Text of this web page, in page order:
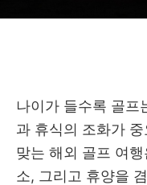
나이가 들수록 골프
과 휴식의 조화가
맞는 해외 골프 여
소, 그리고 휴양을